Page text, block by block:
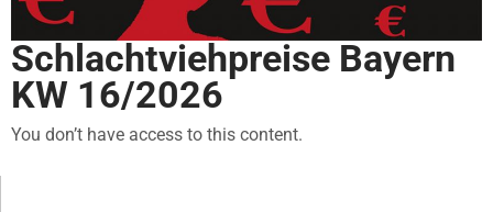
Schlachtviehpreise Bayern
KW 16/2026
You don’t have access to this content.